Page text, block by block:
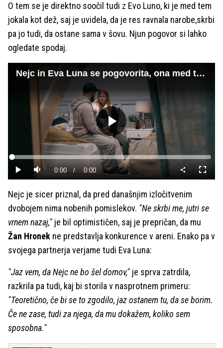
O tem se je direktno soočil tudi z Evo Luno, ki je med tem
jokala kot dež, saj je uvidela, da je res ravnala narobe,skrbi
pa jo tudi, da ostane sama v šovu. Njun pogovor si lahko
ogledate spodaj.
Nejc in Eva Luna se pogovorita, ona med tem ne more zadrževati solz
Predvajaj
PredvajajTiho Current
Time
0:00 / Duration
0:00
Loaded:
0%
način
Nejc je sicer priznal, da pred današnjim izločitvenim
dvobojem nima nobenih pomislekov. "Ne skrbi me, jutri se
vrnem nazaj," je bil optimističen, saj je prepričan, da mu
Žan Hronek ne predstavlja konkurence v areni. Enako pa v
svojega partnerja verjame tudi Eva Luna:
"Jaz vem, da Nejc ne bo šel domov," je sprva zatrdila,
razkrila pa tudi, kaj bi storila v nasprotnem primeru:
"Teoretično, če bi se to zgodilo, jaz ostanem tu, da se borim.
Če ne zase, tudi za njega, da mu dokažem, koliko sem
sposobna."